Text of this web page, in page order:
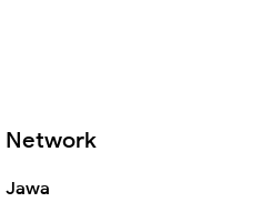
Network
Jawa